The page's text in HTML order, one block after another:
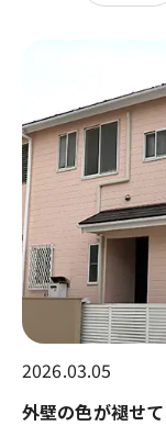
2026.03.05
外壁の色が褪せ